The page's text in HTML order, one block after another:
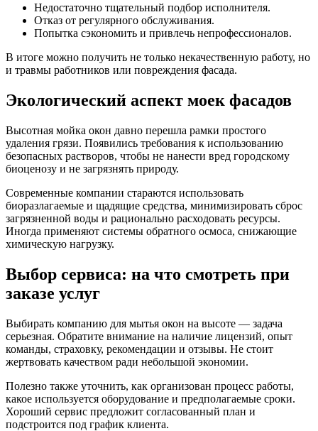
Недостаточно тщательный подбор исполнителя.
Отказ от регулярного обслуживания.
Попытка сэкономить и привлечь непрофессионалов.
В итоге можно получить не только некачественную работу, но
и травмы работников или повреждения фасада.
Экологический аспект моек фасадов
Высотная мойка окон давно перешла рамки простого
удаления грязи. Появились требования к использованию
безопасных растворов, чтобы не нанести вред городскому
биоценозу и не загрязнять природу.
Современные компании стараются использовать
биоразлагаемые и щадящие средства, минимизировать сброс
загрязненной воды и рационально расходовать ресурсы.
Иногда применяют системы обратного осмоса, снижающие
химическую нагрузку.
Выбор сервиса: на что смотреть при
заказе услуг
Выбирать компанию для мытья окон на высоте — задача
серьезная. Обратите внимание на наличие лицензий, опыт
команды, страховку, рекомендации и отзывы. Не стоит
жертвовать качеством ради небольшой экономии.
Полезно также уточнить, как организован процесс работы,
какое используется оборудование и предполагаемые сроки.
Хороший сервис предложит согласованный план и
подстроится под график клиента.